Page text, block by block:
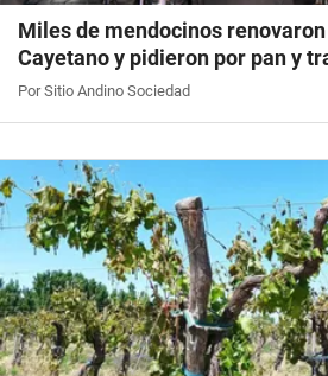
Miles de mendocinos
Cayetano y pidieron por pan y
Por Sitio Andino Sociedad